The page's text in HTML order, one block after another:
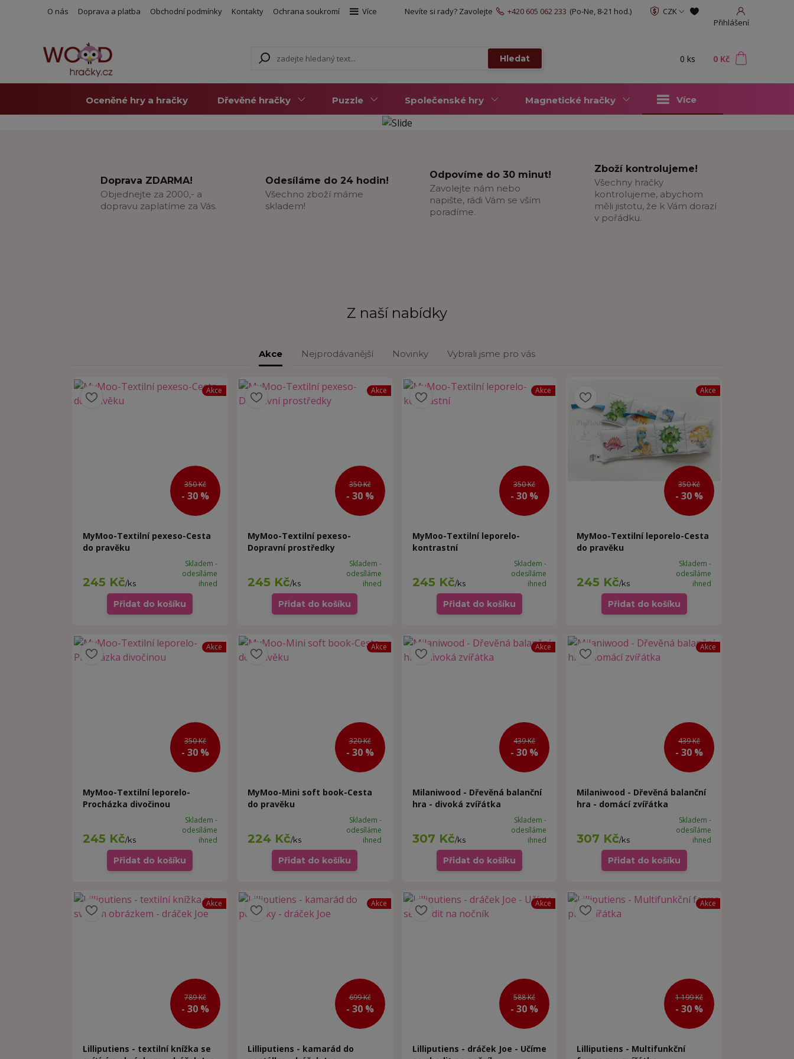
O nás Doprava a platba Obchodní podmínky Kontakty Ochrana soukromí Více
CZK
Přihlášení
Hledat
Nevíte si rady? Zavolejte +420 605 062 233 (Po-Ne, 8-21 hod.)
0 ks 0 Kč
Oceněné hry a hračky Dřevěné hračky Puzzle Společenské hry Magnetické hračky Více
Doprava ZDARMA!
Objednejte za 2000,- a
dopravu zaplatíme za Vás.
Odesíláme do 24 hodin!
Všechno zboží máme
skladem!
Odpovíme do 30 minut!
Zavolejte nám nebo
napište, rádi Vám se vším
poradíme.
Zboží kontrolujeme!
Všechny hračky
kontrolujeme, abychom
měli jistotu, že k Vám dorazí
v pořádku.
Z naší nabídky
Akce Nejprodávanější Novinky Vybrali jsme pro vás
Akce
350 Kč
- 30 %
MyMoo-Textilní pexeso-Cesta
do pravěku
245 Kč/ks
Skladem -
odesíláme
ihned
Přidat do košíku
Akce
350 Kč
- 30 %
MyMoo-Textilní pexeso-
Dopravní prostředky
245 Kč/ks
Skladem -
odesíláme
ihned
Přidat do košíku
Akce
350 Kč
- 30 %
MyMoo-Textilní leporelo-
kontrastní
245 Kč/ks
Skladem -
odesíláme
ihned
Přidat do košíku
Akce
350 Kč
- 30 %
MyMoo-Textilní leporelo-Cesta
do pravěku
245 Kč/ks
Skladem -
odesíláme
ihned
Přidat do košíku
Akce
350 Kč
- 30 %
MyMoo-Textilní leporelo-
Procházka divočinou
245 Kč/ks
Skladem -
odesíláme
ihned
Přidat do košíku
Akce
320 Kč
- 30 %
MyMoo-Mini soft book-Cesta
do pravěku
224 Kč/ks
Skladem -
odesíláme
ihned
Přidat do košíku
Akce
439 Kč
- 30 %
Milaniwood - Dřevěná balanční
hra - divoká zvířátka
307 Kč/ks
Skladem -
odesíláme
ihned
Přidat do košíku
Akce
439 Kč
- 30 %
Milaniwood - Dřevěná balanční
hra - domácí zvířátka
307 Kč/ks
Skladem -
odesíláme
ihned
Přidat do košíku
Akce
789 Kč
- 30 %
Lilliputiens - textilní knížka se
Akce
699 Kč
- 30 %
Lilliputiens - kamarád do
Akce
588 Kč
- 30 %
Lilliputiens - dráček Joe - Učíme
Akce
1 199 Kč
- 30 %
Lilliputiens - Multifunkční